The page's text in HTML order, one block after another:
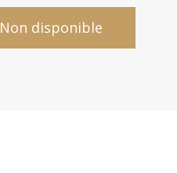
Non disponible